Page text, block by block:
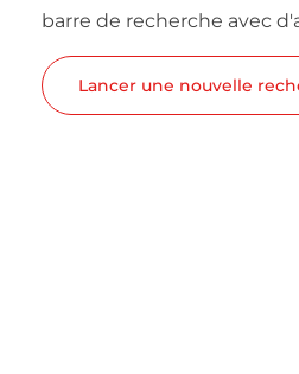
barre de recherche avec
Lancer une nouvelle